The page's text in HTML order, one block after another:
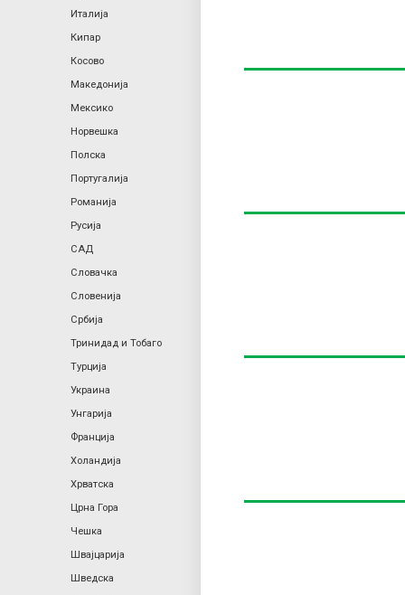
Италија
Кипар
Косово
Македонија
Мексико
Норвешка
Полска
Португалија
Романија
Русија
САД
Словачка
Словенија
Србија
Тринидад и Тобаго
Турција
Украина
Унгарија
Франција
Холандија
Хрватска
Црна Гора
Чешка
Швајцарија
Шведска